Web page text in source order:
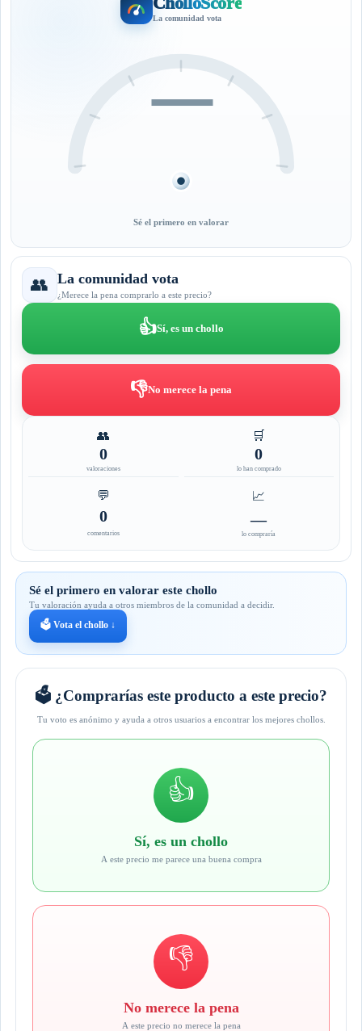
La comunidad vota
—
Sé el primero en valorar
👥 La comunidad vota
¿Merece la pena comprarlo a este precio?
👍Sí, es un chollo
👎No merece la pena
👥
0
valoraciones
🛒
0
lo han comprado
💬
0
comentarios
📈
—
lo compraría
Sé el primero en valorar este chollo
Tu valoración ayuda a otros miembros de la comunidad a decidir.
🗳️ Vota el chollo ↓
🗳️ ¿Comprarías este producto a este precio?
Tu voto es anónimo y ayuda a otros usuarios a encontrar los mejores chollos.
👍
Sí, es un chollo
A este precio me parece una buena compra
👎
No merece la pena
A este precio no merece la pena